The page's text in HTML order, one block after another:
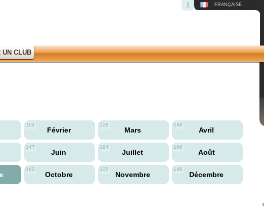
FRANÇAISE
UN CLUB
119
Février
128
Mars
148
Avril
147
Juin
194
Juillet
168
Août
160
Octobre
125
Novembre
148
Décembre